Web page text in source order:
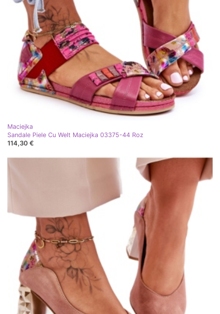
Maciejka
Sandale Piele Cu Welt Maciejka 03375-44 Roz
114,30 €